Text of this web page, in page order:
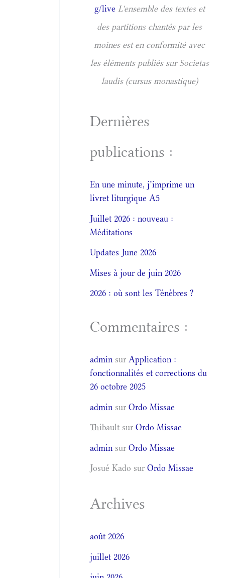
g/live L'ensemble des textes et
des partitions chantés par les
moines est en conformité avec
les éléments publiés sur Societas
laudis (cursus monastique)
Dernières
publications :
En une minute, j’imprime un
livret liturgique A5
Juillet 2026 : nouveau :
Méditations
Updates June 2026
Mises à jour de juin 2026
2026 : où sont les Ténèbres ?
Commentaires :
admin surApplication :
fonctionnalités et corrections du
26 octobre 2025
admin surOrdo Missae
Thibault surOrdo Missae
admin surOrdo Missae
Josué Kado surOrdo Missae
Archives
août 2026
juillet 2026